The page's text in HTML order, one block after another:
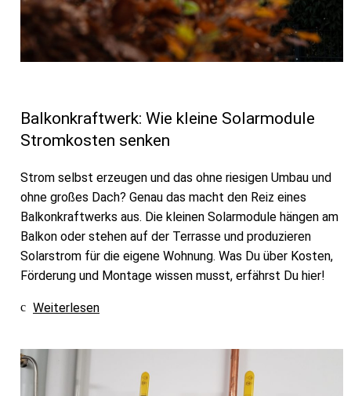
Balkonkraftwerk: Wie kleine Solarmodule
Stromkosten senken
Strom selbst erzeugen und das ohne riesigen Umbau und
ohne großes Dach? Genau das macht den Reiz eines
Balkonkraftwerks aus. Die kleinen Solarmodule hängen am
Balkon oder stehen auf der Terrasse und produzieren
Solarstrom für die eigene Wohnung. Was Du über Kosten,
Förderung und Montage wissen musst, erfährst Du hier!
Weiterlesen